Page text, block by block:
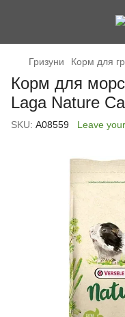
Гризуни Корм для
Корм для
Laga Nature
SKU: А08559 Leave